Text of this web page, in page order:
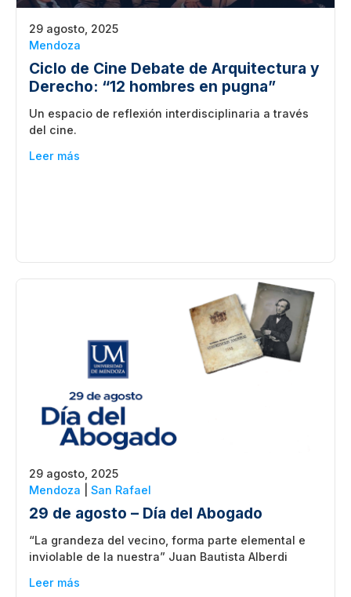
29 agosto, 2025
Mendoza
Ciclo de Cine Debate de Arquitectura y
Derecho: “12 hombres en pugna”
Un espacio de reflexión interdisciplinaria a través
del cine.
Leer más
29 agosto, 2025
Mendoza
San Rafael
29 de agosto – Día del Abogado
“La grandeza del vecino, forma parte elemental e
inviolable de la nuestra” Juan Bautista Alberdi
Leer más